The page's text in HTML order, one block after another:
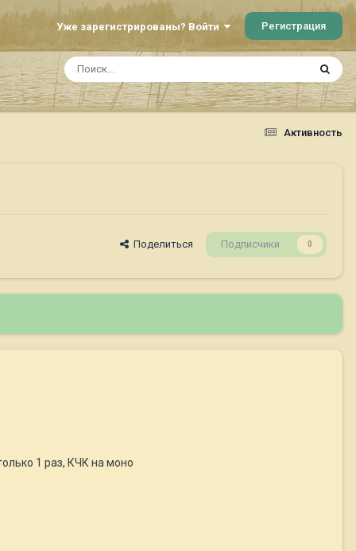
Уже зарегистрированы? Войти Регистрация
Активность
Поделиться Подписчики 0
1 раз, КЧК на моно